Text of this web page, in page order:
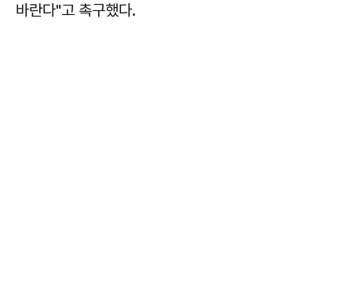
바란다"고 촉구했다.